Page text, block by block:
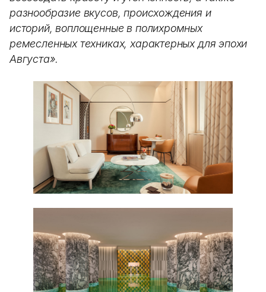
разнообразие вкусов, происхождения и
историй, воплощенные в полихромных
ремесленных техниках, характерных для эпохи
Августа».